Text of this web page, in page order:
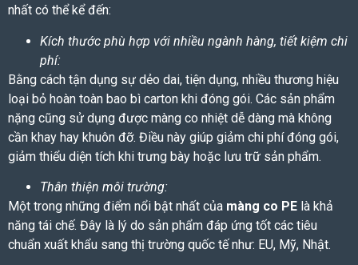
nhất có thể kể đến:
Kích thước phù hợp với nhiều ngành hàng, tiết kiệm chi
phí:
Bằng cách tận dụng sự dẻo dai, tiện dụng, nhiều thương hiệu
loại bỏ hoàn toàn bao bì carton khi đóng gói. Các sản phẩm
nặng cũng sử dụng được màng co nhiệt dễ dàng mà không
cần khay hay khuôn đỡ. Điều này giúp giảm chi phí đóng gói,
giảm thiểu diện tích khi trưng bày hoặc lưu trữ sản phẩm.
Thân thiện môi trường:
Một trong những điểm nổi bật nhất của màng co PE là khả
năng tái chế. Đây là lý do sản phẩm đáp ứng tốt các tiêu
chuẩn xuất khẩu sang thị trường quốc tế như: EU, Mỹ, Nhật.